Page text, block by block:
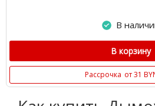
В
В корзину
Рассрочка от 31